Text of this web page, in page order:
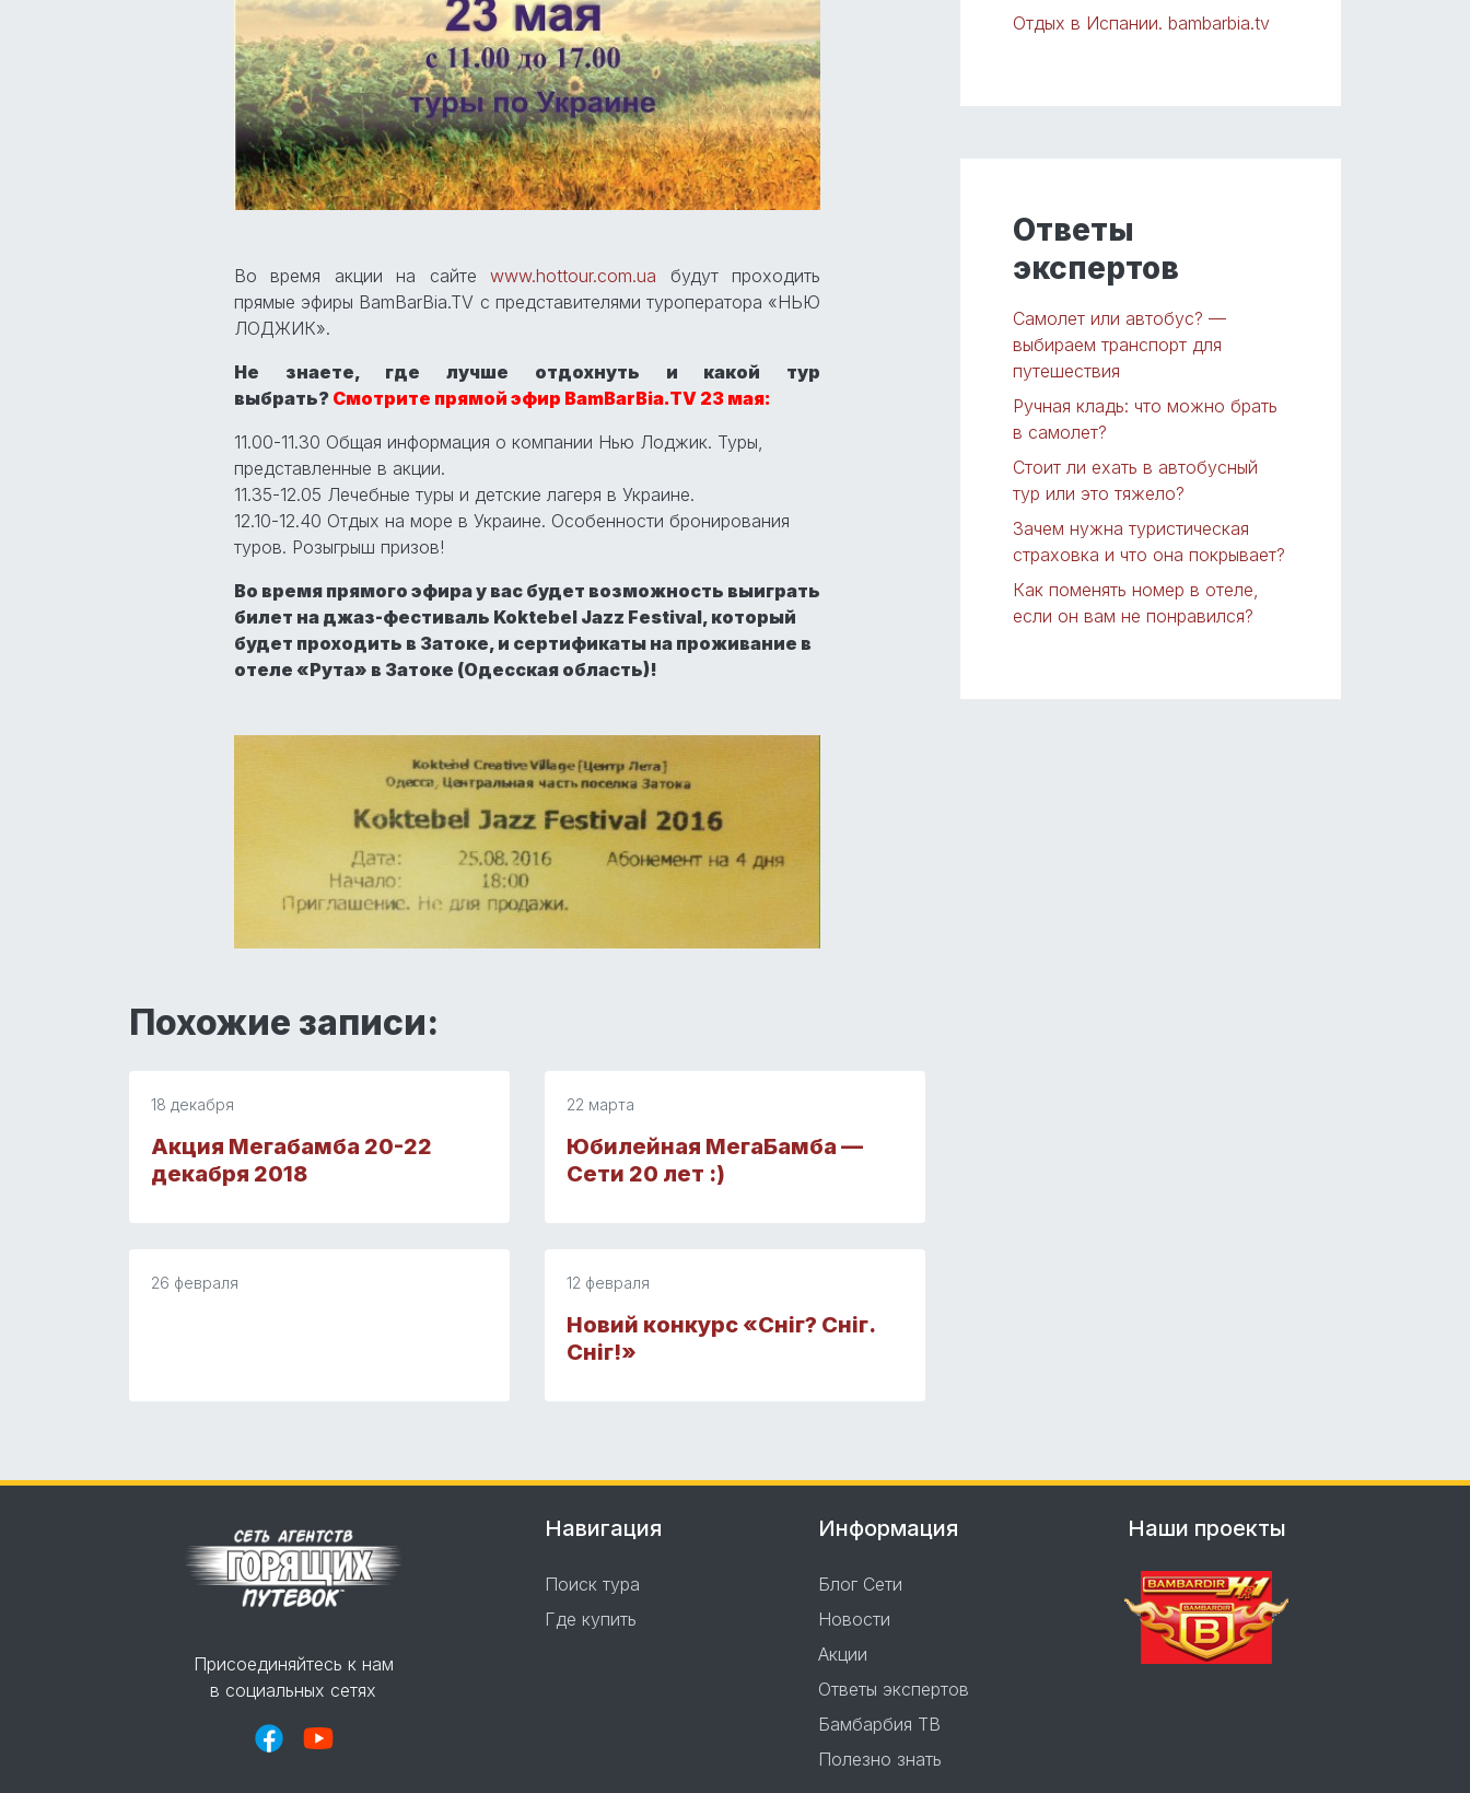
Во время акции на сайтеwww.hottour.com.ua будут проходить
прямые эфиры BamBarBia.TV c представителями туроператора «НЬЮ
ЛОДЖИК».
Не знаете, где лучше отдохнуть и какой тур
выбрать? Смотрите прямой эфир BamBarBia.TV 23 мая:
11.00-11.30 Общая информация о компании Нью Лоджик. Туры,
представленные в акции.
11.35-12.05 Лечебные туры и детские лагеря в Украине.
12.10-12.40 Отдых на море в Украине. Особенности бронирования
туров. Розыгрыш призов!
Во время прямого эфира у вас будет возможность выиграть
билет на джаз-фестиваль Koktebel Jazz Festival, который
будет проходить в Затоке, и сертификаты на проживание в
отеле «Рута» в Затоке (Одесская область)!
Похожие записи:
18 декабря
Акция Мегабамба 20-22
декабря 2018
22 марта
Юбилейная МегаБамба —
Сети 20 лет :)
26 февраля 12 февраля
Новий конкурс «Сніг? Сніг.
Сніг!»
Отдых в Испании. bambarbia.tv
Ответы
экспертов
Самолет или автобус? —
выбираем транспорт для
путешествия
Ручная кладь: что можно брать
в самолет?
Стоит ли ехать в автобусный
тур или это тяжело?
Зачем нужна туристическая
страховка и что она покрывает?
Как поменять номер в отеле,
если он вам не понравился?
Навигация
Поиск тура
Где купить
Информация
Блог Сети
Новости
Акции
Ответы экспертов
Бамбарбия ТВ
Полезно знать
Наши проекты
Присоединяйтесь к нам
в социальных сетях